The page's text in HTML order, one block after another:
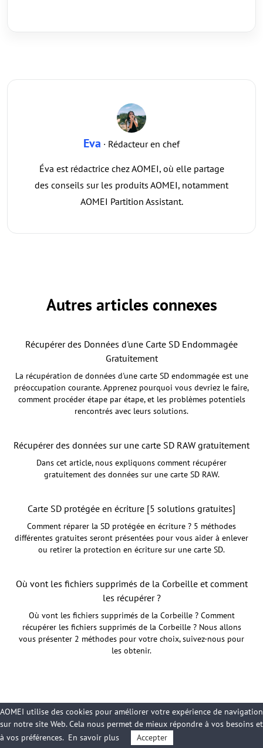
Eva · Rédacteur en chef
Éva est rédactrice chez AOMEI, où elle partage
des conseils sur les produits AOMEI, notamment
AOMEI Partition Assistant.
Autres articles connexes
Récupérer des Données d'une Carte SD Endommagée
Gratuitement
La récupération de données d'une carte SD endommagée est une
préoccupation courante. Apprenez pourquoi vous devriez le faire,
comment procéder étape par étape, et les problèmes potentiels
rencontrés avec leurs solutions.
Récupérer des données sur une carte SD RAW gratuitement
Dans cet article, nous expliquons comment récupérer
gratuitement des données sur une carte SD RAW.
Carte SD protégée en écriture [5 solutions gratuites]
Comment réparer la SD protégée en écriture ? 5 méthodes
différentes gratuites seront présentées pour vous aider à enlever
ou retirer la protection en écriture sur une carte SD.
Où vont les fichiers supprimés de la Corbeille et comment
les récupérer ?
Où vont les fichiers supprimés de la Corbeille ? Comment
récupérer les fichiers supprimés de la Corbeille ? Nous allons
vous présenter 2 méthodes pour votre choix, suivez-nous pour
les obtenir.
AOMEI utilise des cookies pour améliorer votre expérience de navigation
sur notre site Web. Cela nous permet de mieux répondre à vos besoins et
à vos préférences. En savoir plus Accepter